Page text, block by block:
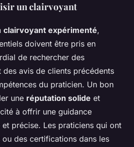
un clairvoyant
clairvoyant expérimenté,
doivent être pris en
de rechercher des
des avis de clients précédents
du praticien. Un bon
une réputation solide et
à offrir une guidance
précise. Les praticiens qui ont
des certifications dans les